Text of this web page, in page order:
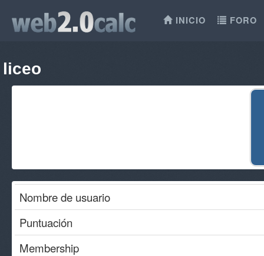
INICIO FORO
liceo
Nombre de usuario
Puntuación
Membership